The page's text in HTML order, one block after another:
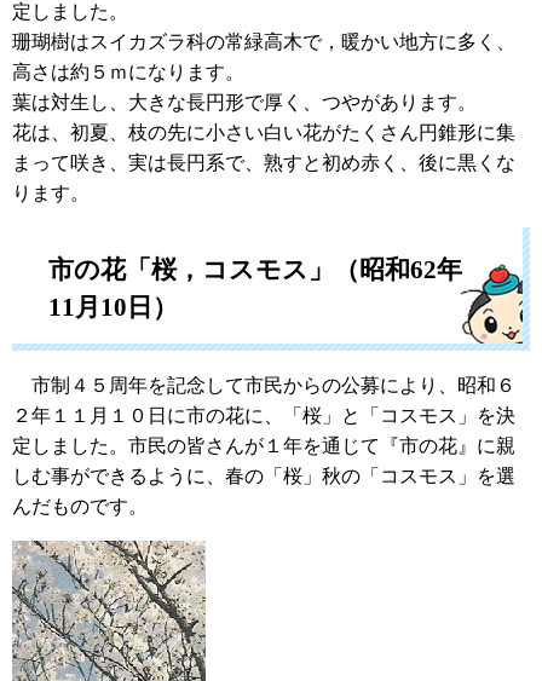
定しました。
珊瑚樹はスイカズラ科の常緑高木で，暖かい地方に多く、
高さは約５ｍになります。
葉は対生し、大きな長円形で厚く、つやがあります。
花は、初夏、枝の先に小さい白い花がたくさん円錐形に集
まって咲き、実は長円系で、熟すと初め赤く、後に黒くな
ります。
市の花「桜，コスモス」（昭和62年
11月10日）
市制４５周年を記念して市民からの公募により、昭和６
２年１１月１０日に市の花に、「桜」と「コスモス」を決
定しました。市民の皆さんが１年を通じて『市の花』に親
しむ事ができるように、春の「桜」秋の「コスモス」を選
んだものです。